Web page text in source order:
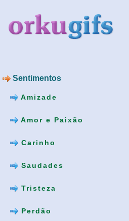
Sentimentos
Amizade
Amor e Paixão
Carinho
Saudades
Tristeza
Perdão